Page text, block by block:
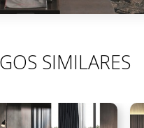
SIMILARES